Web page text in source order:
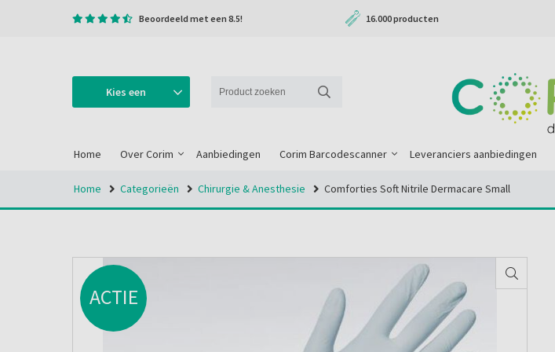
Beoordeeld met een 8.5! 16.000 producten
Kies een
Home Over Corim Aanbiedingen Corim Barcodescanner Leveranciers aanbiedingen
Home Categorieën Chirurgie & Anesthesie Comforties Soft Nitrile Dermacare Small
ACTIE